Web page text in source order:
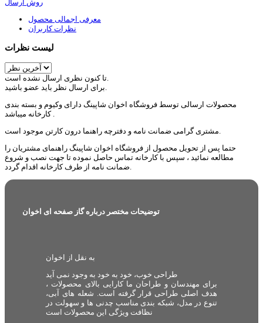
روش ارسال
معرفی اجمالی محصول
نظرات کاربران
لیست نظرات
محصولات ارسالی توسط فروشگاه اخوان شاپینگ دارای وکیوم و بسته بندی
کارخانه میباشد .
حتما پس از تحویل محصول از فروشگاه اخوان شاپینگ راهنمای مشتریان را
مطالعه نمائید ، سپس با کارخانه تماس حاصل نموده تا جهت نصب و شروع
توضیحات مختصر درباره گاز صفحه ای اخوان
به نقل از اخوان
طراحی خوب، خود به خود به وجود نمی آید
برای مهندسان و طراحان ما کارایی بالای محصولات ،
هدف اصلی طراحی قرار گرفته است. شعله های آبی،
تنوع در مدل، شبکه بندی مناسب چدنی ها و سهولت در
نظافت ویژگی این محصولات است